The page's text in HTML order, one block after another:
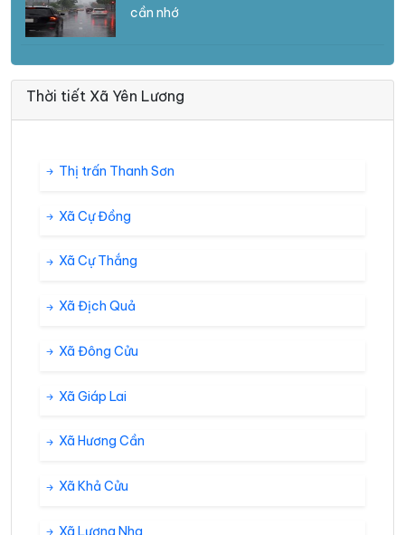
cần nhớ
Thời tiết Xã Yên Lương
Thị trấn Thanh Sơn
Xã Cự Đồng
Xã Cự Thắng
Xã Địch Quả
Xã Đông Cửu
Xã Giáp Lai
Xã Hương Cần
Xã Khả Cửu
Xã Lương Nha